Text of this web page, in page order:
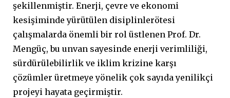
şekillenmiştir. Enerji, çevre ve ekonomi
kesişiminde yürütülen disiplinlerötesi
çalışmalarda önemli bir rol üstlenen Prof. Dr.
Mengüç, bu unvan sayesinde enerji verimliliği,
sürdürülebilirlik ve iklim krizine karşı
çözümler üretmeye yönelik çok sayıda yenilikçi
projeyi hayata geçirmiştir.